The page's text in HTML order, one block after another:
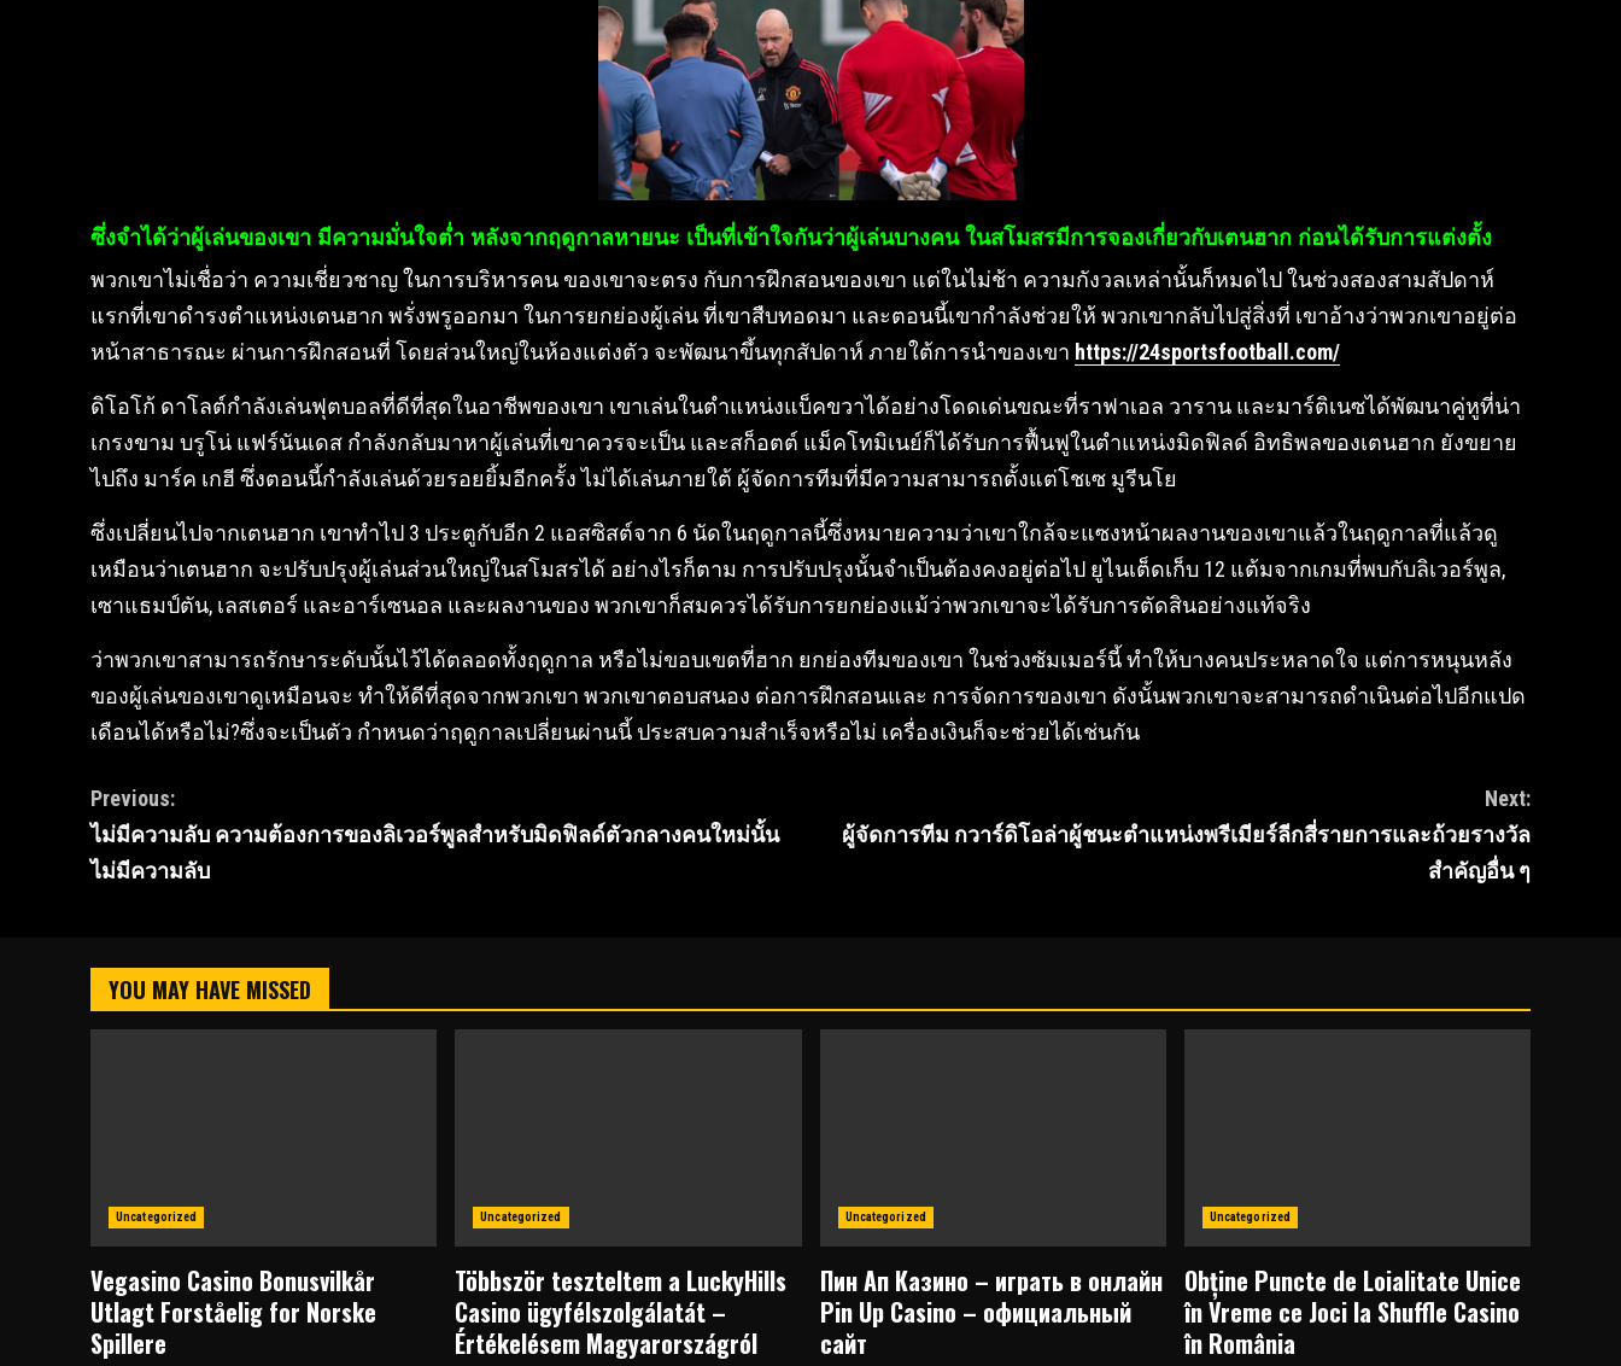
ซึ่งจำได้ว่าผู้เล่นของเขา มีความมั่นใจต่ำ หลังจากฤดูกาลหายนะ เป็นที่เข้าใจกันว่าผู้เล่นบางคน ในสโมสรมีการจองเกี่ยวกับเตนฮาก ก่อนได้รับการแต่งตั้ง
พวกเขาไม่เชื่อว่า ความเชี่ยวชาญ ในการบริหารคน ของเขาจะตรง กับการฝึกสอนของเขา แต่ในไม่ช้า ความกังวลเหล่านั้นก็หมดไป ในช่วงสองสามสัปดาห์
แรกที่เขาดำรงตำแหน่งเตนฮาก พรั่งพรูออกมา ในการยกย่องผู้เล่น ที่เขาสืบทอดมา และตอนนี้เขากำลังช่วยให้ พวกเขากลับไปสู่สิ่งที่ เขาอ้างว่าพวกเขาอยู่ต่อ
หน้าสาธารณะ ผ่านการฝึกสอนที่ โดยส่วนใหญ่ในห้องแต่งตัว จะพัฒนาขึ้นทุกสัปดาห์ ภายใต้การนำของเขา https://24sportsfootball.com/
ดิโอโก้ ดาโลต์กำลังเล่นฟุตบอลที่ดีที่สุดในอาชีพของเขา เขาเล่นในตำแหน่งแบ็คขวาได้อย่างโดดเด่นขณะที่ราฟาเอล วาราน และมาร์ติเนซได้พัฒนาคู่หูที่น่า
เกรงขาม บรูโน่ แฟร์นันเดส กำลังกลับมาหาผู้เล่นที่เขาควรจะเป็น และสก็อตต์ แม็คโทมิเนย์ก็ได้รับการฟื้นฟูในตำแหน่งมิดฟิลด์ อิทธิพลของเตนฮาก ยังขยาย
ไปถึง มาร์ค เกฮี ซึ่งตอนนี้กำลังเล่นด้วยรอยยิ้มอีกครั้ง ไม่ได้เล่นภายใต้ ผู้จัดการทีมที่มีความสามารถตั้งแต่โชเซ มูรีนโย
ซึ่งเปลี่ยนไปจากเตนฮาก เขาทำไป 3 ประตูกับอีก 2 แอสซิสต์จาก 6 นัดในฤดูกาลนี้ซึ่งหมายความว่าเขาใกล้จะแซงหน้าผลงานของเขาแล้วในฤดูกาลที่แล้วดู
เหมือนว่าเตนฮาก จะปรับปรุงผู้เล่นส่วนใหญ่ในสโมสรได้ อย่างไรก็ตาม การปรับปรุงนั้นจำเป็นต้องคงอยู่ต่อไป ยูไนเต็ดเก็บ 12 แต้มจากเกมที่พบกับลิเวอร์พูล,
เซาแธมป์ตัน, เลสเตอร์ และอาร์เซนอล และผลงานของ พวกเขาก็สมควรได้รับการยกย่องแม้ว่าพวกเขาจะได้รับการตัดสินอย่างแท้จริง
ว่าพวกเขาสามารถรักษาระดับนั้นไว้ได้ตลอดทั้งฤดูกาล หรือไม่ขอบเขตที่ฮาก ยกย่องทีมของเขา ในช่วงซัมเมอร์นี้ ทำให้บางคนประหลาดใจ แต่การหนุนหลัง
ของผู้เล่นของเขาดูเหมือนจะ ทำให้ดีที่สุดจากพวกเขา พวกเขาตอบสนอง ต่อการฝึกสอนและ การจัดการของเขา ดังนั้นพวกเขาจะสามารถดำเนินต่อไปอีกแปด
เดือนได้หรือไม่?ซึ่งจะเป็นตัว กำหนดว่าฤดูกาลเปลี่ยนผ่านนี้ ประสบความสำเร็จหรือไม่ เครื่องเงินก็จะช่วยได้เช่นกัน
Continue
Reading
Previous:
ไม่มีความลับ ความต้องการของลิเวอร์พูลสำหรับมิดฟิลด์ตัวกลางคนใหม่นั้น
ไม่มีความลับ
Next:
ผู้จัดการทีม กวาร์ดิโอล่าผู้ชนะตำแหน่งพรีเมียร์ลีกสี่รายการและถ้วยรางวัล
สำคัญอื่น ๆ
YOU MAY HAVE MISSED
Uncategorized
Vegasino Casino Bonusvilkår
Utlagt Forståelig for Norske
Spillere
Uncategorized
Többször teszteltem a LuckyHills
Casino ügyfélszolgálatát –
Értékelésem Magyarországról
Uncategorized
Пин Ап Казино – играть в онлайн
Pin Up Casino – официальный
сайт
Uncategorized
Obține Puncte de Loialitate Unice
în Vreme ce Joci la Shuffle Casino
în România